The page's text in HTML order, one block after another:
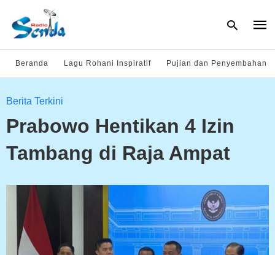
Beranda Lagu Rohani Inspiratif Pujian dan Penyembahan
Berita Terkini
Prabowo Hentikan 4 Izin
Tambang di Raja Ampat